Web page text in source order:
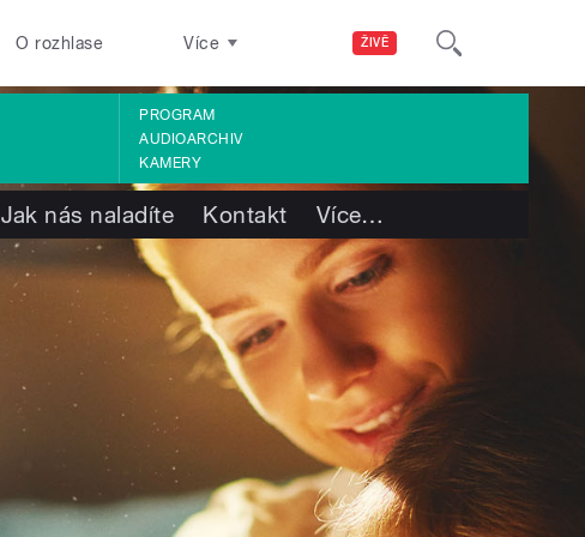
ŽIVĚ
O rozhlase Více
PROGRAM
AUDIOARCHIV
KAMERY
Jak nás naladíte Kontakt Více…